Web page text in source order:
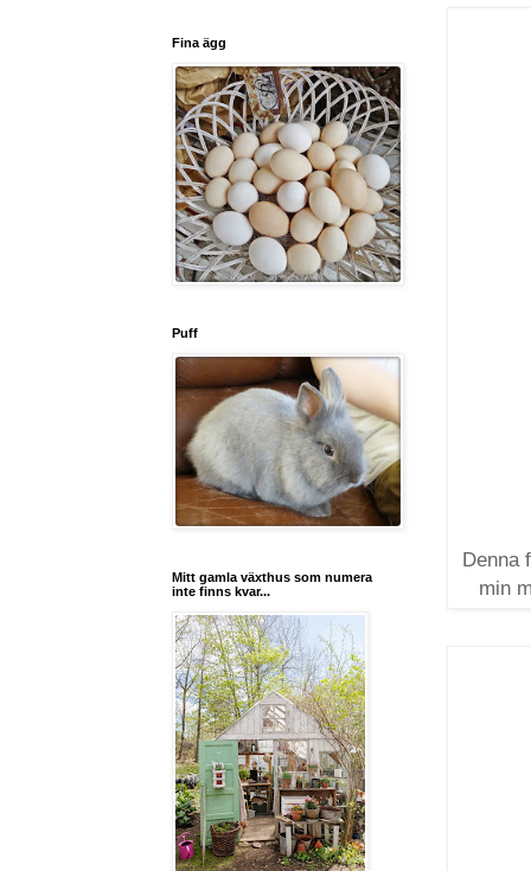
Denna
min
Fina ägg
Puff
Mitt gamla växthus som numera
inte finns kvar...